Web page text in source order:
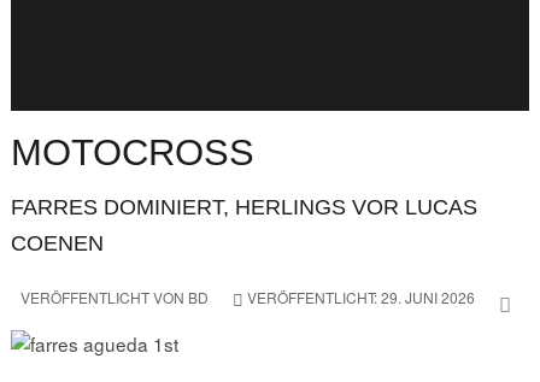
MOTOCROSS
FARRES DOMINIERT, HERLINGS VOR LUCAS
COENEN
VERÖFFENTLICHT VON BD VERÖFFENTLICHT: 29. JUNI 2026